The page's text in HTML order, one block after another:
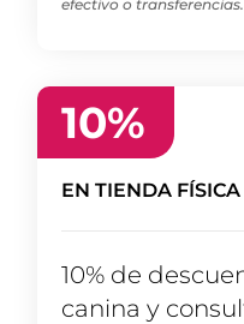
efectivo o transferencias.
10%
EN TIENDA FÍSICA
10% de
canina y